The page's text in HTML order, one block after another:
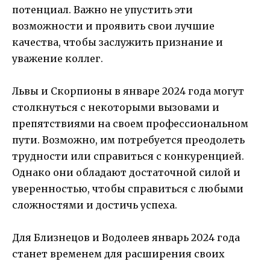
потенциал. Важно не упустить эти
возможности и проявить свои лучшие
качества, чтобы заслужить признание и
уважение коллег.
Львы и Скорпионы в январе 2024 года могут
столкнуться с некоторыми вызовами и
препятствиями на своем профессиональном
пути. Возможно, им потребуется преодолеть
трудности или справиться с конкуренцией.
Однако они обладают достаточной силой и
уверенностью, чтобы справиться с любыми
сложностями и достичь успеха.
Для Близнецов и Водолеев январь 2024 года
станет временем для расширения своих